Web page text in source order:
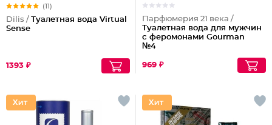
(11)
Dilis / Туалетная вода Virtual
Sense
1393 ₽
Парфюмерия 21 века /
Туалетная вода для мужчин
с феромонами Gourman
№4
969 ₽